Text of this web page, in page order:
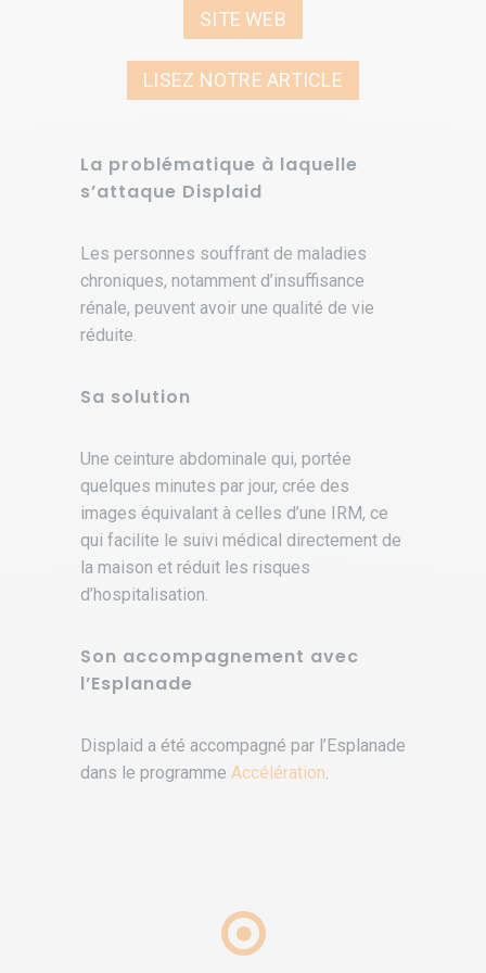
SITE WEB
LISEZ NOTRE ARTICLE
La problématique à laquelle
s’attaque Displaid
Les personnes souffrant de maladies
chroniques, notamment d’insuffisance
rénale, peuvent avoir une qualité de vie
réduite.
Sa solution
Une ceinture abdominale qui, portée
quelques minutes par jour, crée des
images équivalant à celles d’une IRM, ce
qui facilite le suivi médical directement de
la maison et réduit les risques
d’hospitalisation.
Son accompagnement avec
l’Esplanade
Displaid a été accompagné par l’Esplanade
dans le programme Accélération